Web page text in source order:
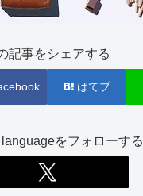
記事をシェアする
はてブ
をフォローする